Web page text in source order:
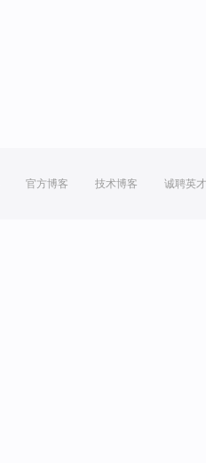
官方博客 技术博客 诚聘英才